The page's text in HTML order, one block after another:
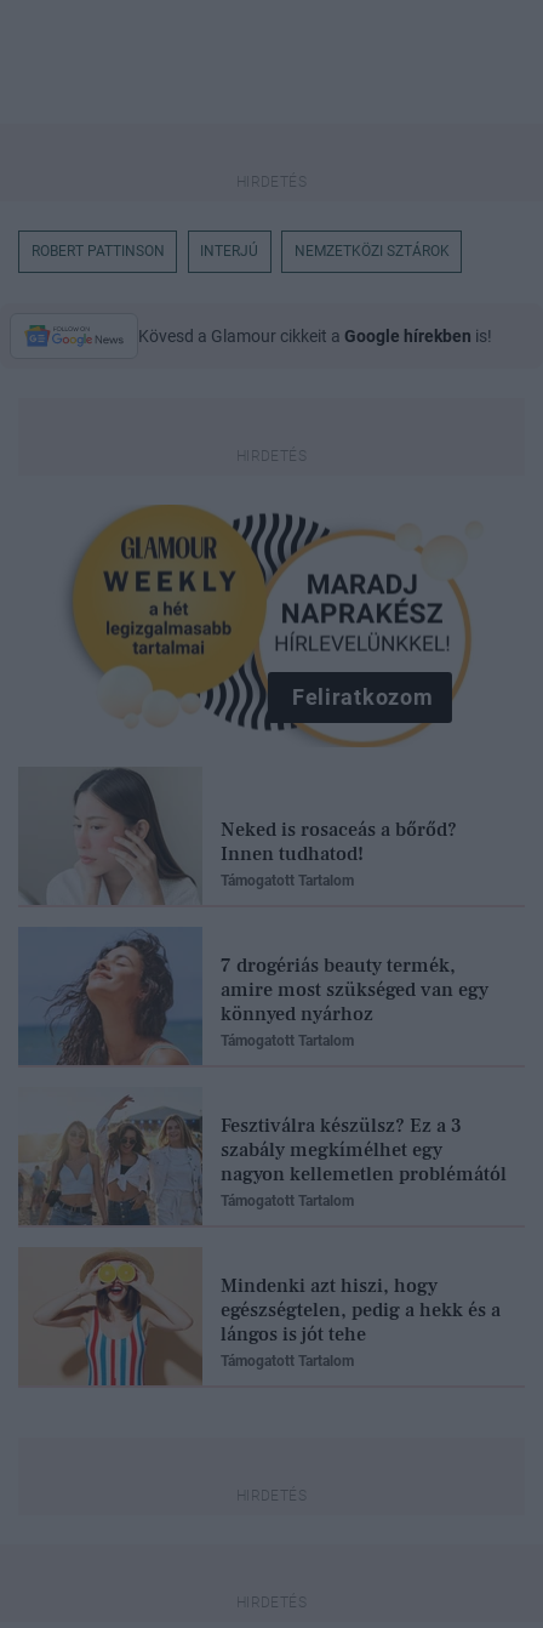
ROBERT PATTINSON INTERJÚ NEMZETKÖZI SZTÁROK
Kövesd a Glamour cikkeit a Google hírekben is!
Feliratkozom
Neked is rosaceás a bőrőd?
Innen tudhatod!
Támogatott Tartalom
7 drogériás beauty termék,
amire most szükséged van egy
könnyed nyárhoz
Támogatott Tartalom
Fesztiválra készülsz? Ez a 3
szabály megkímélhet egy
nagyon kellemetlen problémától
Támogatott Tartalom
Mindenki azt hiszi, hogy
egészségtelen, pedig a hekk és a
lángos is jót tehe
Támogatott Tartalom